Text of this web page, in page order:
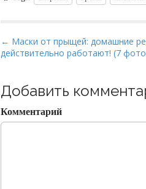
P
o
t
n
a
← Маски от прыщей: домашние
действительно работают! (7
Добавить
Комментарий